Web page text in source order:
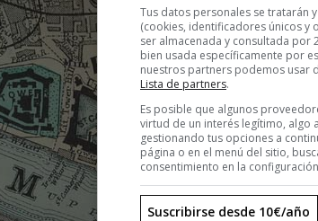
Tus datos personales se tratarán
(cookies, identificadores únicos
ser almacenada y consultada por
bien usada específicamente por
nuestros partners podemos usar
Lista de partners.
Es posible que algunos
virtud de un interés legítimo, algo
gestionando tus opciones a
página o en el menú del sitio,
consentimiento en la
Suscribirse desde 10€/año